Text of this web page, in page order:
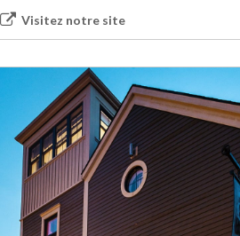
Visitez notre site